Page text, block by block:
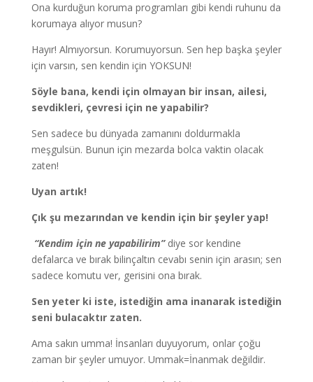
Ona kurduğun koruma programları gibi kendi ruhunu da
korumaya alıyor musun?
Hayır! Almıyorsun. Korumuyorsun. Sen hep başka şeyler
için varsın, sen kendin için YOKSUN!
Söyle bana, kendi için olmayan bir insan, ailesi,
sevdikleri, çevresi için ne yapabilir?
Sen sadece bu dünyada zamanını doldurmakla
meşgulsün. Bunun için mezarda bolca vaktin olacak
zaten!
Uyan artık!
Çık şu mezarından ve kendin için bir şeyler yap!
“Kendim için ne yapabilirim”diye sor kendine
defalarca ve bırak bilinçaltın cevabı senin için arasın; sen
sadece komutu ver, gerisini ona bırak.
Sen yeter ki iste, istediğin ama inanarak istediğin
seni bulacaktır zaten.
Ama sakın umma! İnsanları duyuyorum, onlar çoğu
zaman bir şeyler umuyor. Ummak=İnanmak değildir.